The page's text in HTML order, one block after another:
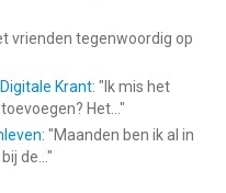
vrienden tegenwoordig op
Krant: " Ik mis het
Het... "
: "Maanden ben ik al in
de... "